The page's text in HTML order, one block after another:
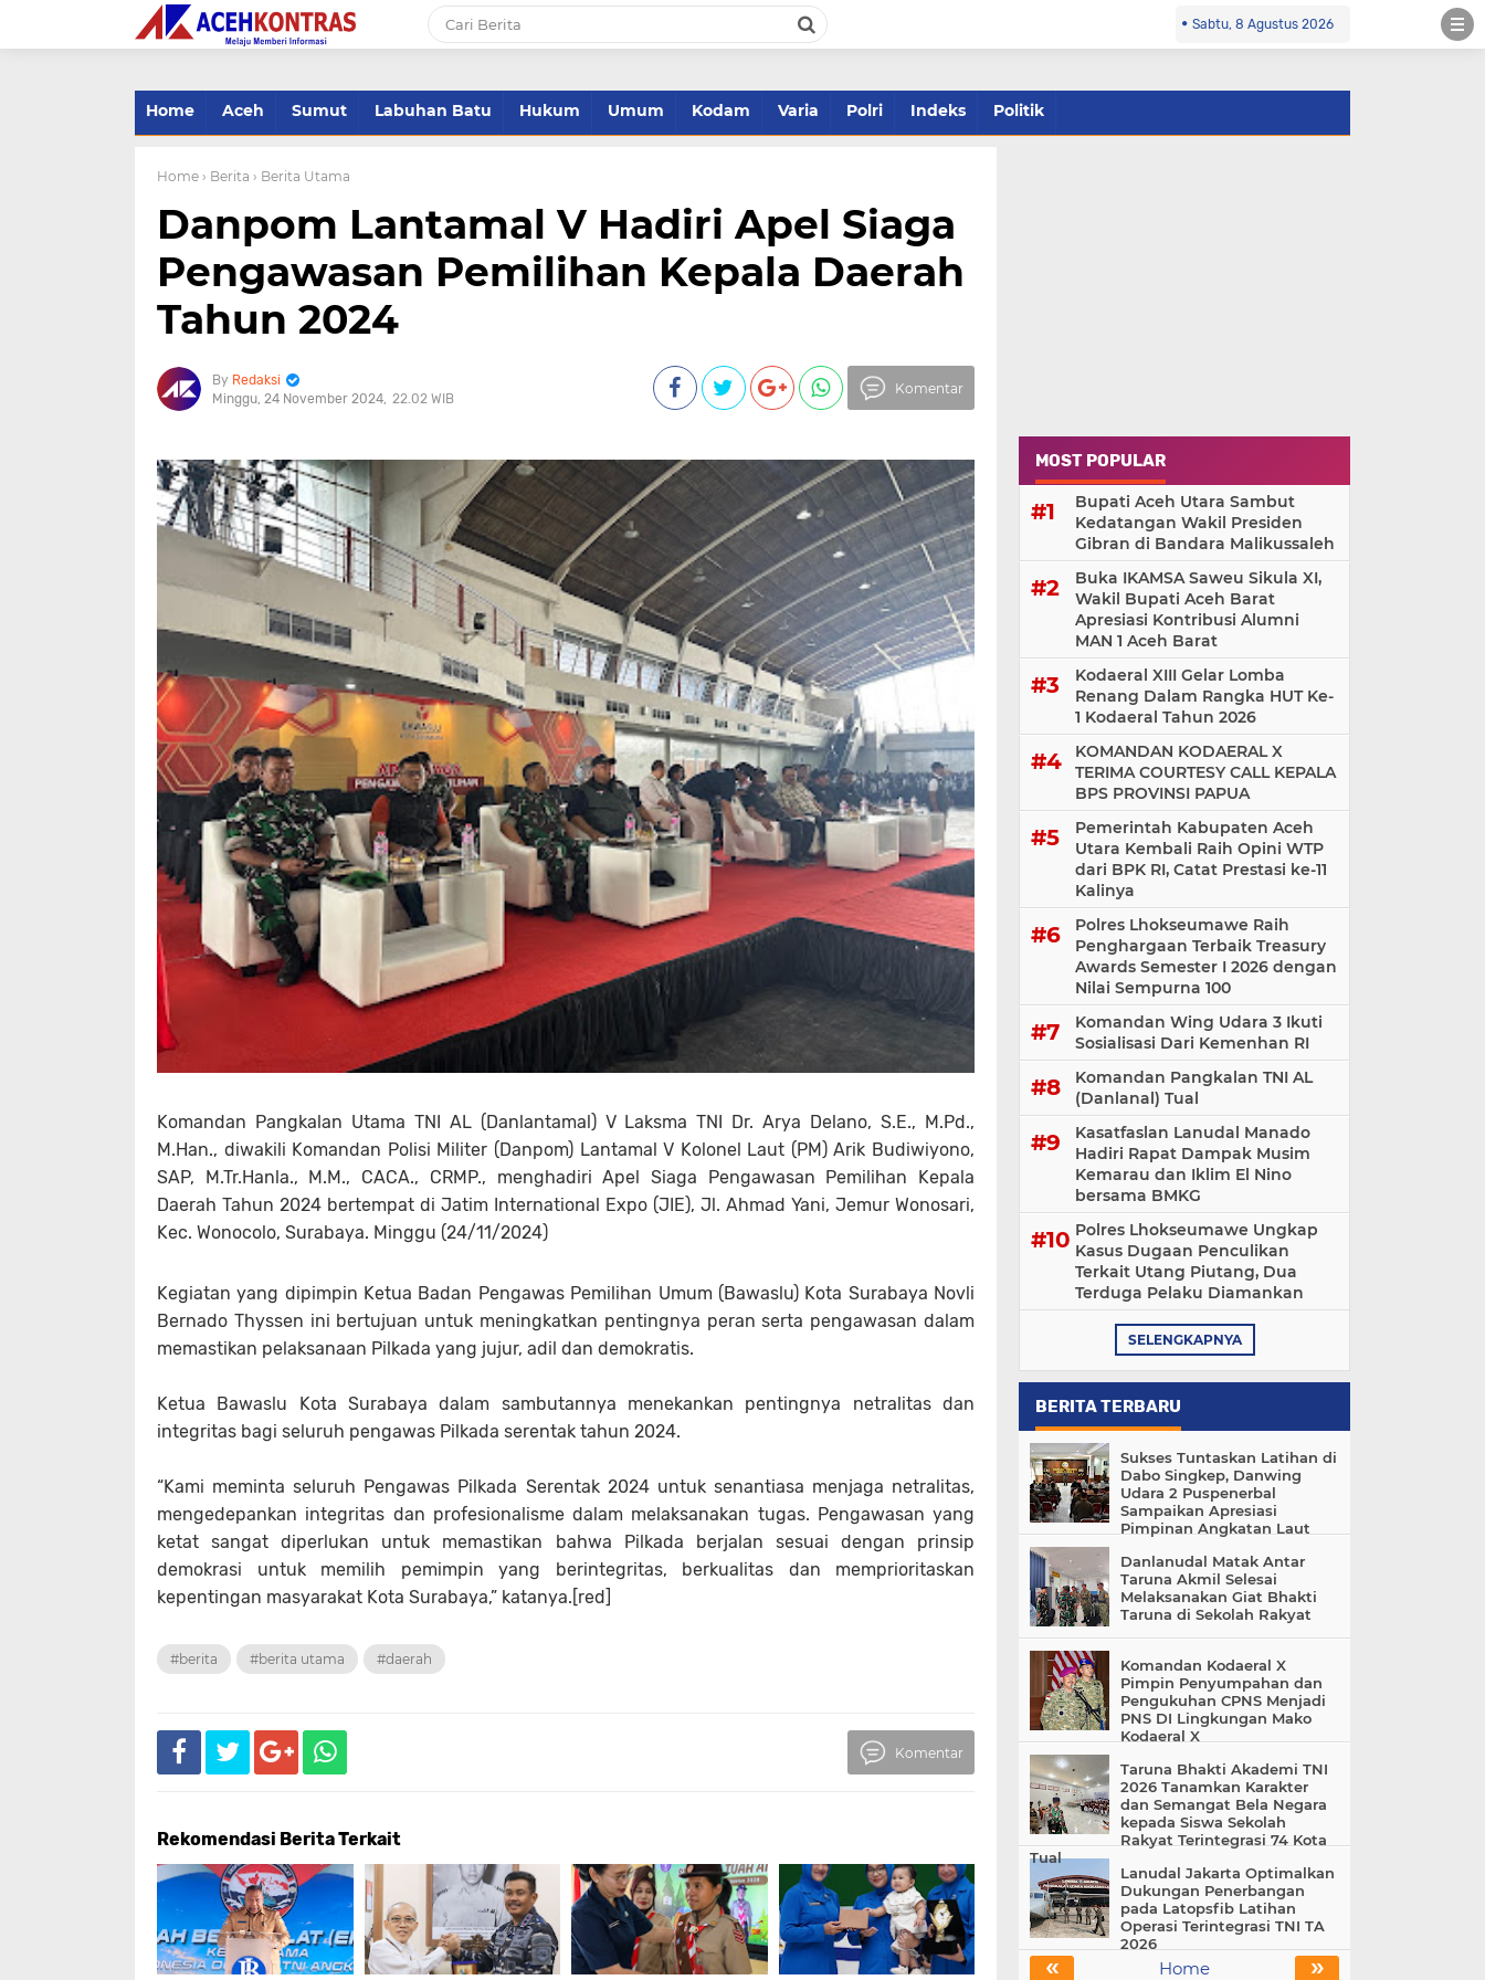
Sabtu, 8 Agustus 2026
Home Aceh Sumut Labuhan Batu Hukum Umum Kodam Varia Polri Indeks Politik
Home › Berita › Berita Utama
Danpom Lantamal V Hadiri Apel Siaga
Pengawasan Pemilihan Kepala Daerah
Tahun 2024
Redaksi
Minggu, 24 November 2024 22.02 WIB
Komentar
Komandan Pangkalan Utama TNI AL (Danlantamal) V Laksma TNI Dr. Arya Delano, S.E., M.Pd.,
M.Han., diwakili Komandan Polisi Militer (Danpom) Lantamal V Kolonel Laut (PM) Arik Budiwiyono,
SAP, M.Tr.Hanla., M.M., CACA., CRMP., menghadiri Apel Siaga Pengawasan Pemilihan Kepala
Daerah Tahun 2024 bertempat di Jatim International Expo (JIE), Jl. Ahmad Yani, Jemur Wonosari,
Kec. Wonocolo, Surabaya. Minggu (24/11/2024)
Kegiatan yang dipimpin Ketua Badan Pengawas Pemilihan Umum (Bawaslu) Kota Surabaya Novli
Bernado Thyssen ini bertujuan untuk meningkatkan pentingnya peran serta pengawasan dalam
memastikan pelaksanaan Pilkada yang jujur, adil dan demokratis.
Ketua Bawaslu Kota Surabaya dalam sambutannya menekankan pentingnya netralitas dan
integritas bagi seluruh pengawas Pilkada serentak tahun 2024.
“Kami meminta seluruh Pengawas Pilkada Serentak 2024 untuk senantiasa menjaga netralitas,
mengedepankan integritas dan profesionalisme dalam melaksanakan tugas. Pengawasan yang
ketat sangat diperlukan untuk memastikan bahwa Pilkada berjalan sesuai dengan prinsip
demokrasi untuk memilih pemimpin yang berintegritas, berkualitas dan memprioritaskan
kepentingan masyarakat Kota Surabaya,” katanya.[red]
#berita #berita utama #daerah
Komentar
Rekomendasi Berita Terkait
MOST POPULAR
Bupati Aceh Utara Sambut
Kedatangan Wakil Presiden
Gibran di Bandara Malikussaleh
Buka IKAMSA Saweu Sikula XI,
Wakil Bupati Aceh Barat
Apresiasi Kontribusi Alumni
MAN 1 Aceh Barat
Kodaeral XIII Gelar Lomba
Renang Dalam Rangka HUT Ke-
1 Kodaeral Tahun 2026
KOMANDAN KODAERAL X
TERIMA COURTESY CALL KEPALA
BPS PROVINSI PAPUA
Pemerintah Kabupaten Aceh
Utara Kembali Raih Opini WTP
dari BPK RI, Catat Prestasi ke-11
Kalinya
Polres Lhokseumawe Raih
Penghargaan Terbaik Treasury
Awards Semester I 2026 dengan
Nilai Sempurna 100
Komandan Wing Udara 3 Ikuti
Sosialisasi ‎Dari Kemenhan RI
Komandan Pangkalan TNI AL
(Danlanal) Tual
Kasatfaslan Lanudal Manado
Hadiri Rapat Dampak Musim
Kemarau dan Iklim El Nino
bersama BMKG
Polres Lhokseumawe Ungkap
Kasus Dugaan Penculikan
Terkait Utang Piutang, Dua
Terduga Pelaku Diamankan
SELENGKAPNYA
BERITA TERBARU
Sukses Tuntaskan Latihan di
Dabo Singkep, Danwing
Udara 2 Puspenerbal
Sampaikan Apresiasi
Pimpinan Angkatan Laut
Danlanudal Matak Antar
Taruna Akmil Selesai
Melaksanakan Giat Bhakti
Taruna di Sekolah Rakyat
Komandan Kodaeral X
Pimpin Penyumpahan dan
Pengukuhan CPNS Menjadi
PNS DI Lingkungan Mako
Kodaeral X
Taruna Bhakti Akademi TNI
2026 Tanamkan Karakter
dan Semangat Bela Negara
kepada Siswa Sekolah
Rakyat Terintegrasi 74 Kota
Tual
Lanudal Jakarta Optimalkan
Dukungan Penerbangan
pada Latopsfib Latihan
Operasi Terintegrasi TNI TA
2026
« »
Home